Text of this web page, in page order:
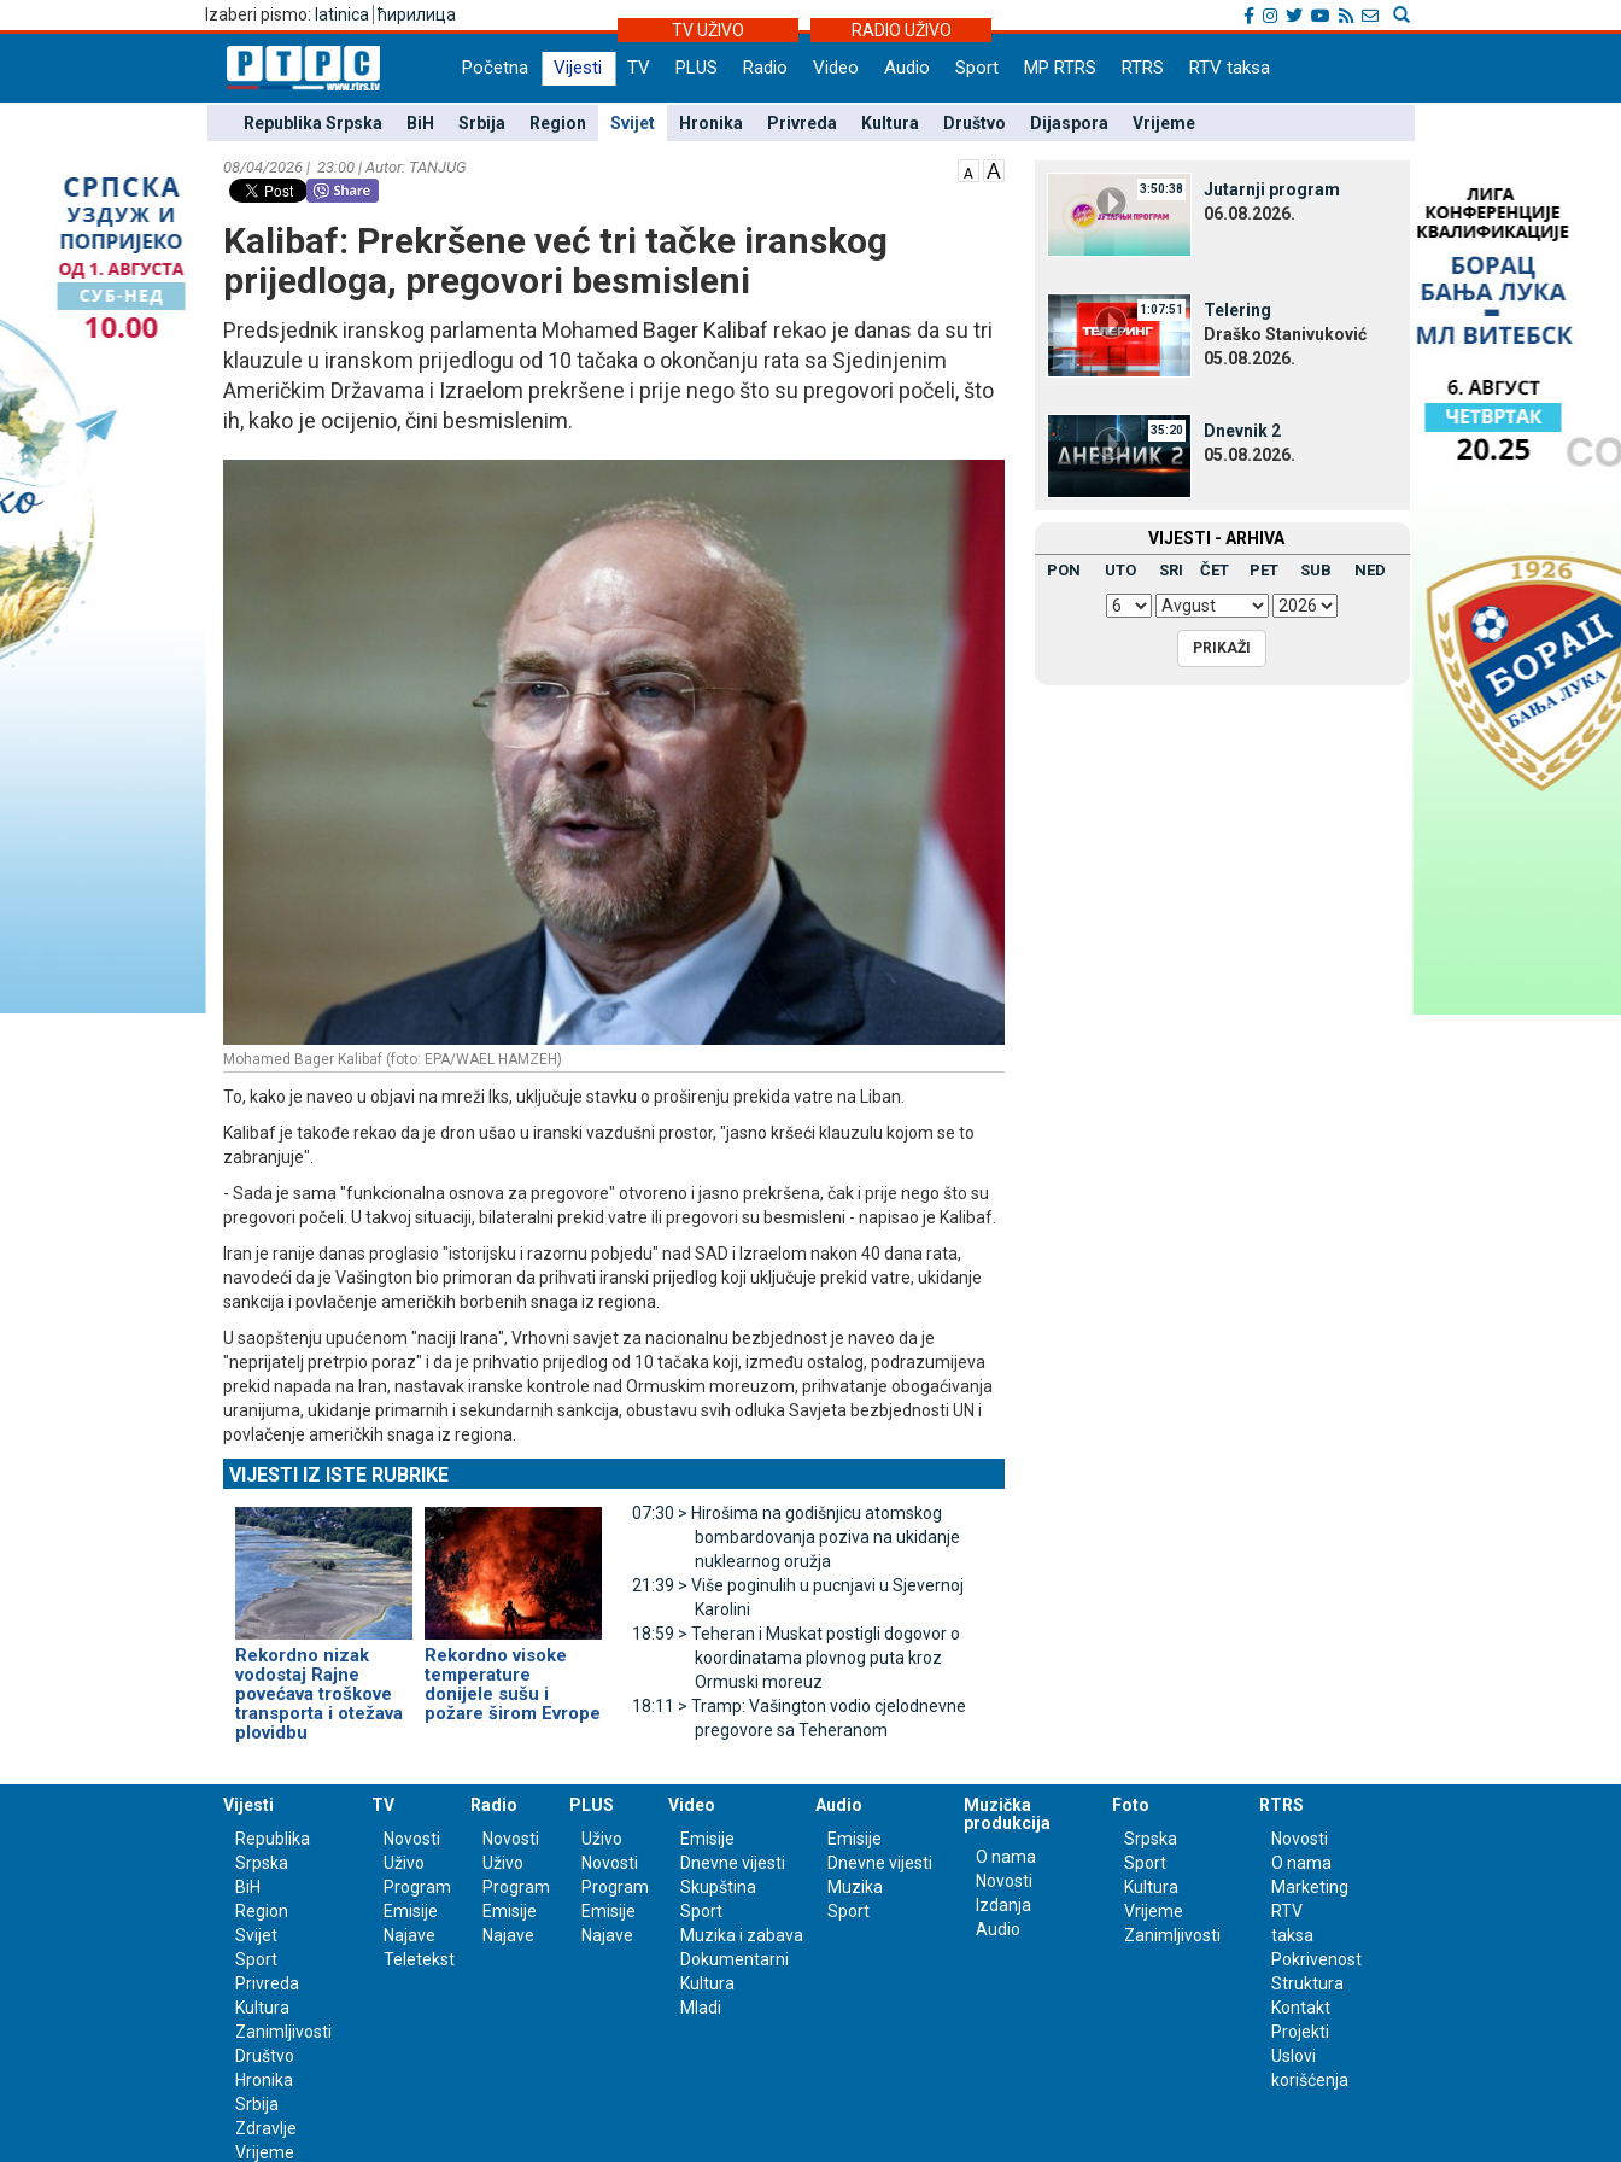
Izaberi pismo: latinica ћирилица
TV UŽIVO
RADIO UŽIVO
Početna Vijesti TV PLUS Radio Video Audio Sport MP RTRS RTRS RTV taksa
Republika Srpska BiH Srbija Region Svijet Hronika Privreda Kultura Društvo Dijaspora Vrijeme
08/04/2026 | 23:00 | Autor: TANЈUG
Kalibaf: Prekršene već tri tačke iranskog
prijedloga, pregovori besmisleni
Predsjednik iranskog parlamenta Mohamed Bager Kalibaf rekao je danas da su tri
klauzule u iranskom prijedlogu od 10 tačaka o okončanju rata sa Sjedinjenim
Američkim Državama i Izraelom prekršene i prije nego što su pregovori počeli, što
ih, kako je ocijenio, čini besmislenim.
Mohamed Bager Kalibaf (foto: EPA/WAEL HAMZEH)
To, kako je naveo u objavi na mreži Iks, uključuje stavku o proširenju prekida vatre na Liban.
Kalibaf je takođe rekao da je dron ušao u iranski vazdušni prostor, "jasno kršeći klauzulu kojom se to
zabranjuje".
- Sada je sama "funkcionalna osnova za pregovore" otvoreno i jasno prekršena, čak i prije nego što su
pregovori počeli. U takvoj situaciji, bilateralni prekid vatre ili pregovori su besmisleni - napisao je Kalibaf.
Iran je ranije danas proglasio "istorijsku i razornu pobjedu" nad SAD i Izraelom nakon 40 dana rata,
navodeći da je Vašington bio primoran da prihvati iranski prijedlog koji uključuje prekid vatre, ukidanje
sankcija i povlačenje američkih borbenih snaga iz regiona.
U saopštenju upućenom "naciji Irana", Vrhovni savjet za nacionalnu bezbjednost je naveo da je
"neprijatelj pretrpio poraz" i da je prihvatio prijedlog od 10 tačaka koji, između ostalog, podrazumijeva
prekid napada na Iran, nastavak iranske kontrole nad Ormuskim moreuzom, prihvatanje obogaćivanja
uranijuma, ukidanje primarnih i sekundarnih sankcija, obustavu svih odluka Savjeta bezbjednosti UN i
povlačenje američkih snaga iz regiona.
VIJESTI IZ ISTE RUBRIKE
Rekordno nizak
vodostaj Rajne
povećava troškove
transporta i otežava
plovidbu
Rekordno visoke
temperature
donijele sušu i
požare širom Evrope
07:30 > Hirošima na godišnjicu atomskog
bombardovanja poziva na ukidanje
nuklearnog oružja
21:39 > Više poginulih u pucnjavi u Sjevernoj
Karolini
18:59 > Teheran i Muskat postigli dogovor o
koordinatama plovnog puta kroz
Ormuski moreuz
18:11 > Tramp: Vašington vodio cjelodnevne
pregovore sa Teheranom
3:50:38
Јutarnji program
06.08.2026.
1:07:51
Telering
Draško Stanivuković
05.08.2026.
35:20
Dnevnik 2
05.08.2026.
VIЈESTI - ARHIVA
PON UTO SRI ČET PET SUB NED
Vijesti
Republika
Srpska
BiH
Region
Svijet
Sport
Privreda
Kultura
Zanimljivosti
Društvo
Hronika
Srbija
Zdravlje
Vrijeme
TV
Novosti
Uživo
Program
Emisije
Najave
Teletekst
Radio
Novosti
Uživo
Program
Emisije
Najave
PLUS
Uživo
Novosti
Program
Emisije
Najave
Video
Emisije
Dnevne vijesti
Skupština
Sport
Muzika i zabava
Dokumentarni
Kultura
Mladi
Audio
Emisije
Dnevne vijesti
Muzika
Sport
Muzička
produkcija
O nama
Novosti
Izdanja
Audio
Foto
Srpska
Sport
Kultura
Vrijeme
Zanimljivosti
RTRS
Novosti
O nama
Marketing
RTV
taksa
Pokrivenost
Struktura
Kontakt
Projekti
Uslovi
korišćenja